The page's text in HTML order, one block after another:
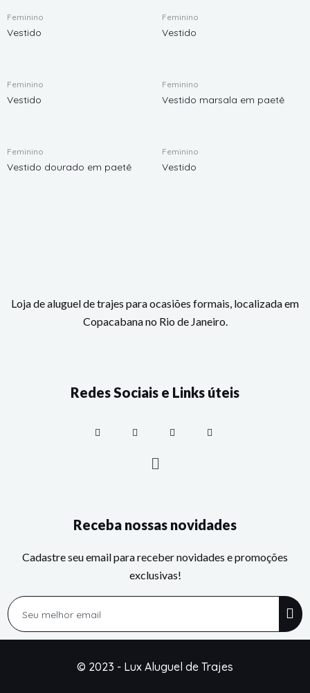
Feminino
Vestido
Feminino
Vestido
Feminino
Vestido
Feminino
Vestido marsala em paetê
Feminino
Vestido dourado em paetê
Feminino
Vestido
Loja de aluguel de trajes para ocasiões formais, localizada em
Copacabana no Rio de Janeiro.
Redes Sociais e Links úteis
Receba nossas novidades
Cadastre seu email para receber novidades e promoções
exclusivas!
© 2023 - Lux Aluguel de Trajes